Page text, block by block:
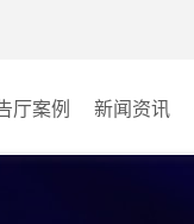
厅案例 新闻资讯